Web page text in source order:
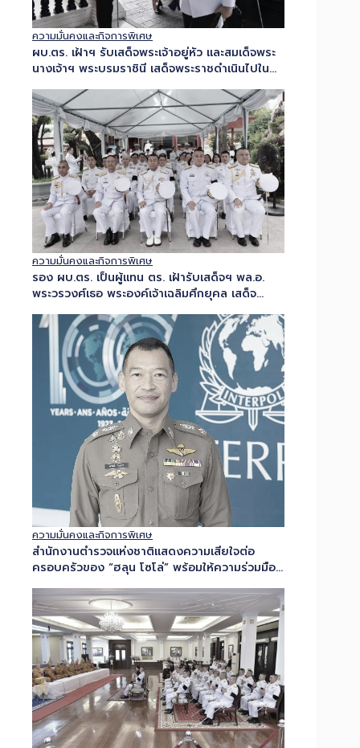
ความมั่นคงและกิจการพิเศษ
ผบ.ตร. เฝ้าฯ รับเสด็จพระเจ้าอยู่หัว และสมเด็จพระ
นางเจ้าฯ พระบรมราชินี เสด็จพระราชดำเนินไปใน
พระราราชทานพระศพสมเด็จพระเจ้าลูกเธอ เจ้าฟ้า
พัชรกิติยาภาฯ...
ความมั่นคงและกิจการพิเศษ
รอง ผบ.ตร. เป็นผู้แทน ตร. เฝ้ารับเสด็จฯ พล.อ.
พระวรวงศ์เธอ พระองค์เจ้าเฉลิมศึกยุคล เสด็จ
ปฏิบัติพระราชกรณียกิจแทนพระองค์ในพระราชพิธี
ทรงบำเพ็ญพระราชกุศล เนื่องในวันอาสาฬหบูชาและ
เทศกาลเข้าพรรษา...
ความมั่นคงและกิจการพิเศษ
สำนักงานตำรวจแห่งชาติแสดงความเสียใจต่อ
ครอบครัวของ “ฮลุน โซโล่” พร้อมให้ความร่วมมือ
กับหน่วยงานที่เกี่ยวข้อง เพื่อให้การดำเนินการตรวจ
พิสูจน์เป็นไปอย่างรอบคอบ โปร่งใส...